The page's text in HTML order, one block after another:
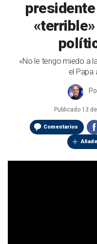
«No le tengo miedo a
el Papa
Publicado 13
Comentarios